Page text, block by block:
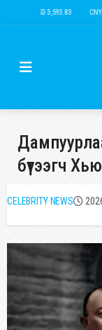
USD 3,593.83 CNY
бүтээгч
CELEBRITY NEWS